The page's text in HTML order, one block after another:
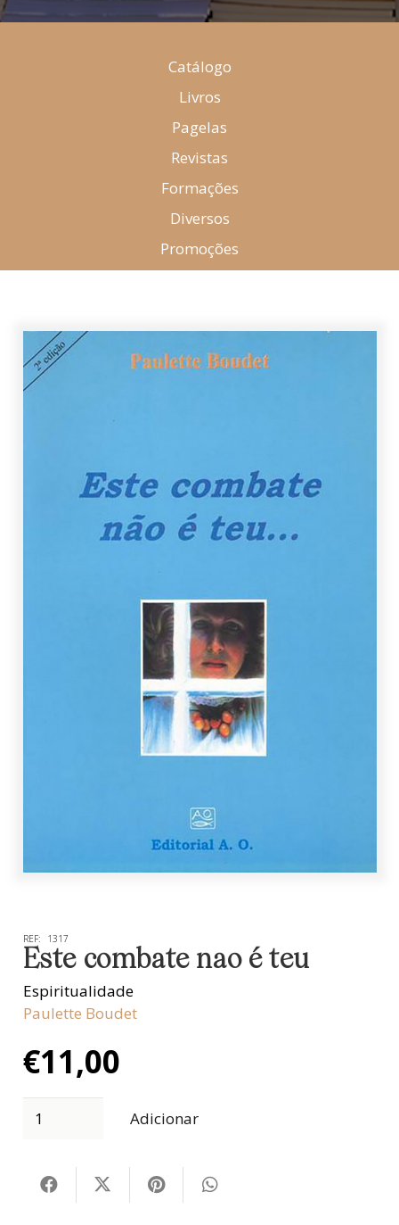
Catálogo
Livros
Pagelas
Revistas
Formações
Diversos
Promoções
REF: 1317
Este combate nao é teu
Espiritualidade
Paulette Boudet
€11,00
Adicionar